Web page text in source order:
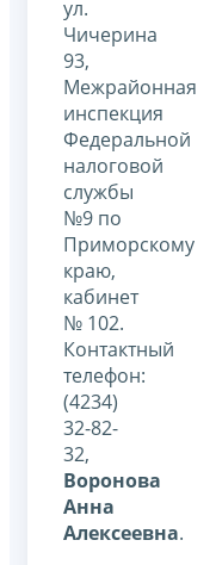
ул.
Чичерина
93,
Межрайонная
инспекция
Федеральной
налоговой
службы
№9 по
Приморскому
краю,
кабинет
№ 102.
Контактный
телефон:
(4234)
32-82-
32,
Воронова
Анна
Алексеевна.